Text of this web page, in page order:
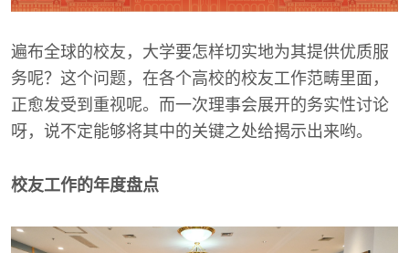
遍布全球的校友，大学要怎样切实地为其提供优质服
务呢？这个问题，在各个高校的校友工作范畴里面，
正愈发受到重视呢。而一次理事会展开的务实性讨论
呀，说不定能够将其中的关键之处给揭示出来哟。
校友工作的年度盘点